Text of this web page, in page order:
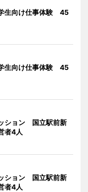
生向け仕事体験 45
生向け仕事体験 45
ション 国立駅前新
者4人
ション 国立駅前新
者4人